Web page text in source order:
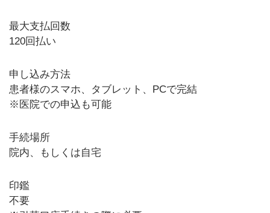
最大支払回数
120回払い
申し込み方法
患者様のスマホ、タブレット、PCで完結
※医院での申込も可能
手続場所
院内、もしくは自宅
印鑑
不要